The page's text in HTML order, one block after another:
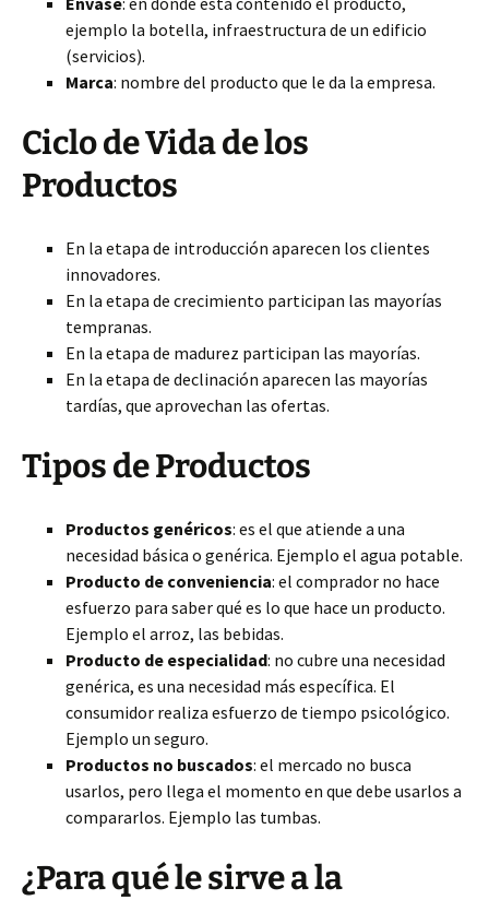
ejemplo la botella, infraestructura de un edificio
(servicios).
Marca: nombre del producto que le da la empresa.
Ciclo de Vida de los
Productos
En la etapa de introducción aparecen los clientes
innovadores.
En la etapa de crecimiento participan las mayorías
tempranas.
En la etapa de madurez participan las mayorías.
En la etapa de declinación aparecen las mayorías
tardías, que aprovechan las ofertas.
Tipos de Productos
Productos genéricos: es el que atiende a una
necesidad básica o genérica. Ejemplo el agua potable.
Producto de conveniencia: el comprador no hace
esfuerzo para saber qué es lo que hace un producto.
Ejemplo el arroz, las bebidas.
Producto de especialidad: no cubre una necesidad
genérica, es una necesidad más específica. El
consumidor realiza esfuerzo de tiempo psicológico.
Ejemplo un seguro.
Productos no buscados: el mercado no busca
usarlos, pero llega el momento en que debe usarlos a
compararlos. Ejemplo las tumbas.
¿Para qué le sirve a la